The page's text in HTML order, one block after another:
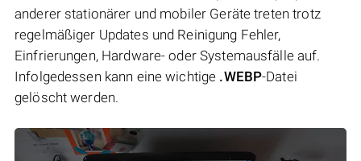
anderer stationärer und mobiler Geräte treten trotz
regelmäßiger Updates und Reinigung Fehler,
Einfrierungen, Hardware- oder Systemausfälle auf.
Infolgedessen kann eine wichtige .WEBP-Datei
gelöscht werden.